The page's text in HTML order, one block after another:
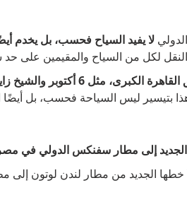
لا يفيد السياح فحسب، بل يخدم
لكل من السياح والمقيمين على حد
مثل 6 أكتوبر والشيخ زايد،
بتيسير ليس السياحة فحسب، بل أيضًا